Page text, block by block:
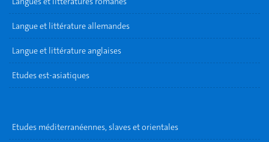
Langue et littérature allemandes
Langue et littérature anglaises
Etudes est-asiatiques
Etudes méditerranéennes, slaves et orientales